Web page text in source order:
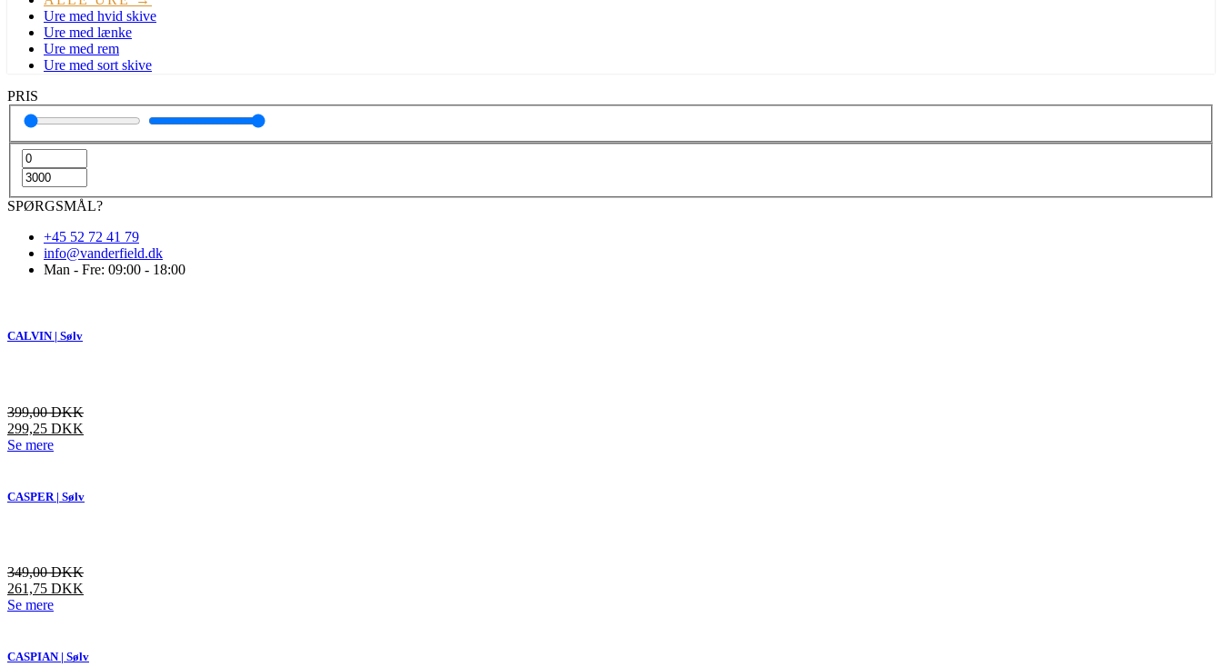
Ure med hvid skive
Ure med lænke
Ure med rem
Ure med sort skive
PRIS
SPØRGSMÅL?
+45 52 72 41 79
info@vanderfield.dk
Man - Fre: 09:00 - 18:00
CALVIN | Sølv
399,00DKK
299,25 DKK
Se mereDette
flere
på
varesiden
CASPER | Sølv
349,00DKK
261,75 DKK
Se mereDette
flere
CASPIAN | Sølv